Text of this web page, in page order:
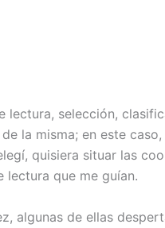
lectura, selección,
la misma; en este caso,
quisiera situar las
lectura que me guían.
algunas de ellas